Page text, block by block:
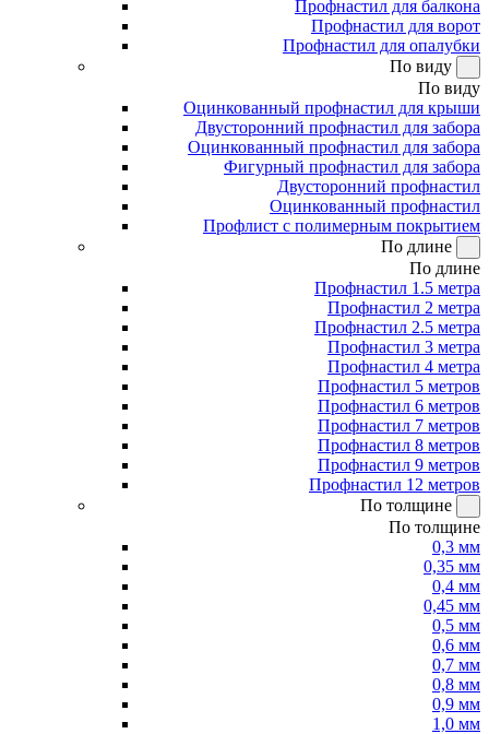
Профнастил для балкона
Профнастил для ворот
Профнастил для опалубки
По виду
По виду
Оцинкованный профнастил для крыши
Двусторонний профнастил для забора
Оцинкованный профнастил для забора
Фигурный профнастил для забора
Двусторонний профнастил
Оцинкованный профнастил
Профлист с полимерным покрытием
По длине
По длине
Профнастил 1.5 метра
Профнастил 2 метра
Профнастил 2.5 метра
Профнастил 3 метра
Профнастил 4 метра
Профнастил 5 метров
Профнастил 6 метров
Профнастил 7 метров
Профнастил 8 метров
Профнастил 9 метров
Профнастил 12 метров
По толщине
По толщине
0,3 мм
0,35 мм
0,4 мм
0,45 мм
0,5 мм
0,6 мм
0,7 мм
0,8 мм
0,9 мм
1,0 мм